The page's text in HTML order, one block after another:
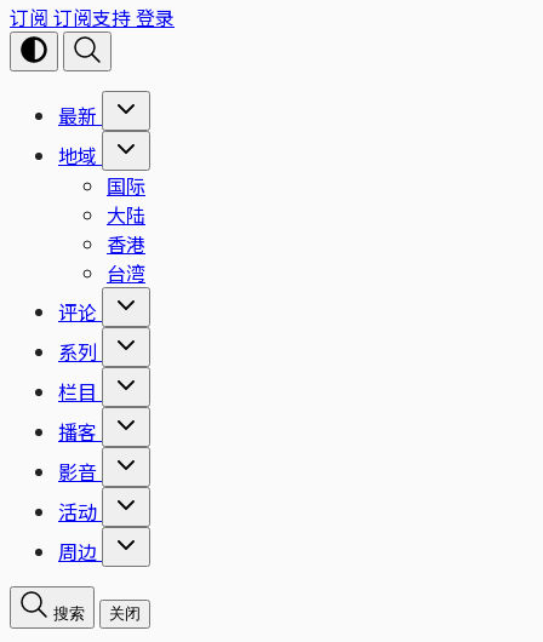
订阅 订阅支持登录
最新
地域
国际
大陆
香港
台湾
评论
系列
栏目
播客
影音
活动
周边
搜索 关闭